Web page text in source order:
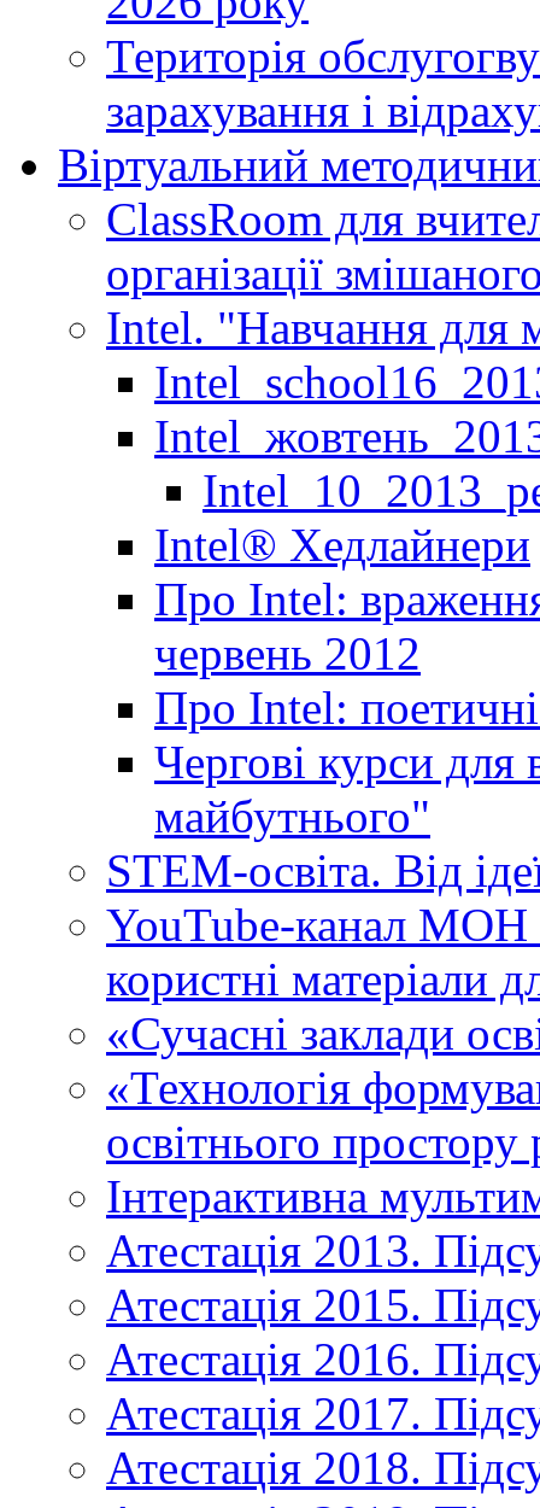
Територія
зарахування і
Віртуальний
ClassRoom для
організації
Intel. "Навчання для
Іntel® Хедлайнери
Про Intel:
червень 2012
Про Intel:
Чергові курси
майбутнього"
STEM-освіта. Від
YouTube-канал МОН
користні матеріали
«Сучасні заклади
«Технологія
освітнього простору
Інтерактивна
Атестація 2013.
Атестація 2015.
Атестація 2016.
Атестація 2017.
Атестація 2018.